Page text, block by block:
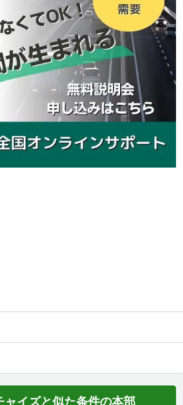
ャイズと似た条件の本部